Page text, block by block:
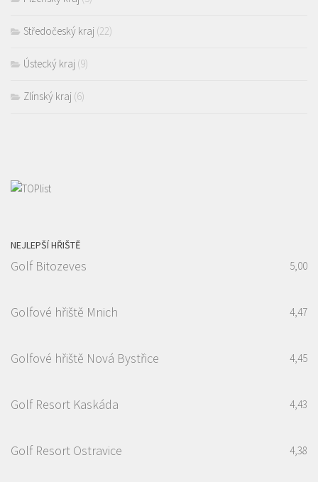
Středočeský kraj (22)
Ústecký kraj (9)
Zlínský kraj (6)
NEJLEPŠÍ HŘIŠTĚ
Golf Bitozeves 5,00
Golfové hřiště Mnich 4,47
Golfové hřiště Nová Bystřice 4,45
Golf Resort Kaskáda 4,43
Golf Resort Ostravice 4,38